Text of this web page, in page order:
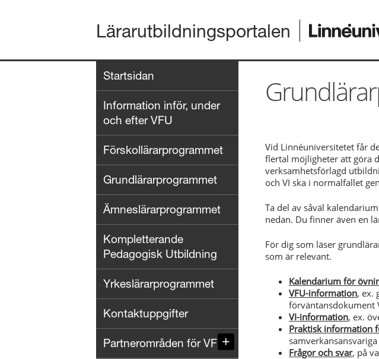
Lärarutbildningsportalen
Startsidan
Information inför, under
och efter VFU
Förskollärarprogrammet
Grundlärarprogrammet
Ämneslärarprogrammet
Kompletterande
Pedagogisk Utbildning
Yrkeslärarprogrammet
Kontaktuppgifter
Partnerområden för VFU
Vid Linnéuniversitetet får
flertal möjligheter att göra
verksamhetsförlagd
och VI ska i normalfallet
Ta del av såväl
nedan. Du finner även en
För dig som läser
som är relevant.
Kalendarium för
VFU-information, ex.
förväntansdokument
VI-information, ex.
Praktisk information
Frågor och svar, på